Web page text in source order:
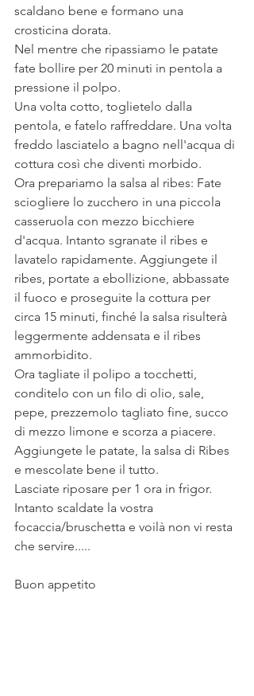
scaldano bene e formano una
crosticina dorata.
Nel mentre che ripassiamo le patate
fate bollire per 20 minuti in pentola a
pressione il polpo.
Una volta cotto, toglietelo dalla
pentola, e fatelo raffreddare. Una volta
freddo lasciatelo a bagno nell'acqua di
cottura così che diventi morbido.
Ora prepariamo la salsa al ribes: Fate
sciogliere lo zucchero in una piccola
casseruola con mezzo bicchiere
d'acqua. Intanto sgranate il ribes e
lavatelo rapidamente. Aggiungete il
ribes, portate a ebollizione, abbassate
il fuoco e proseguite la cottura per
circa 15 minuti, finché la salsa risulterà
leggermente addensata e il ribes
ammorbidito.
Ora tagliate il polipo a tocchetti,
conditelo con un filo di olio, sale,
pepe, prezzemolo tagliato fine, succo
di mezzo limone e scorza a piacere.
Aggiungete le patate, la salsa di Ribes
e mescolate bene il tutto.
Lasciate riposare per 1 ora in frigor.
Intanto scaldate la vostra
focaccia/bruschetta e voilà non vi resta
che servire.....
Buon appetito